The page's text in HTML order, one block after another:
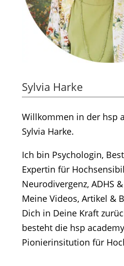
Sylvia Harke
Willkommen in der hsp
Sylvia Harke.
Ich bin Psychologin,
Expertin für
Neurodivergenz, ADHS
Meine Videos, Artikel &
Dich in Deine Kraft
besteht die hsp
Pionierinsitution für